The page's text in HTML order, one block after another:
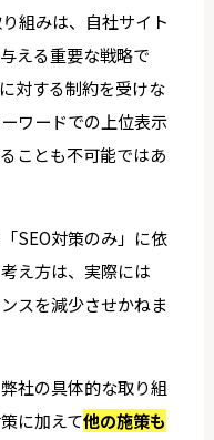
組みは、自社サイト
える重要な戦略で
対する制約を受けな
ワードでの上位表示
ことも不可能ではあ
SEO対策のみ」に依
え方は、実際には
スを減少させかねま
社の具体的な取り組
に加えて他の施策も